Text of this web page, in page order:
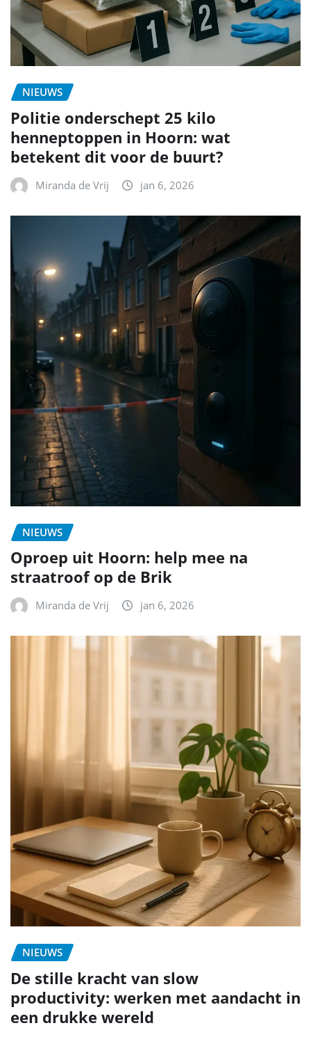
NIEUWS
Politie onderschept 25 kilo
henneptoppen in Hoorn: wat
betekent dit voor de buurt?
Miranda de Vrij jan 6, 2026
NIEUWS
Oproep uit Hoorn: help mee na
straatroof op de Brik
Miranda de Vrij jan 6, 2026
NIEUWS
De stille kracht van slow
productivity: werken met aandacht in
een drukke wereld